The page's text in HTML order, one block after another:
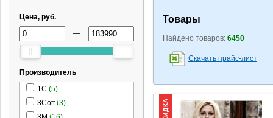
Цена, руб.
—
Производитель
1C (5)
3Cott (3)
Товары
Найдено товаров: 6450
Скачать прайс-лист
СКИДКА